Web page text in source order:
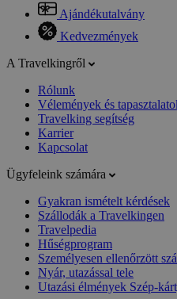
Ajándékutalvány
Kedvezmények
A Travelkingről
Rólunk
Vélemények és
Travelking segítség
Karrier
Kapcsolat
Ügyfeleink számára
Gyakran ismételt kérdések
Szállodák a Travelkingen
Travelpedia
Hűségprogram
Személyesen ellenőrzött
Nyár, utazással tele
Utazási élmények Szép-